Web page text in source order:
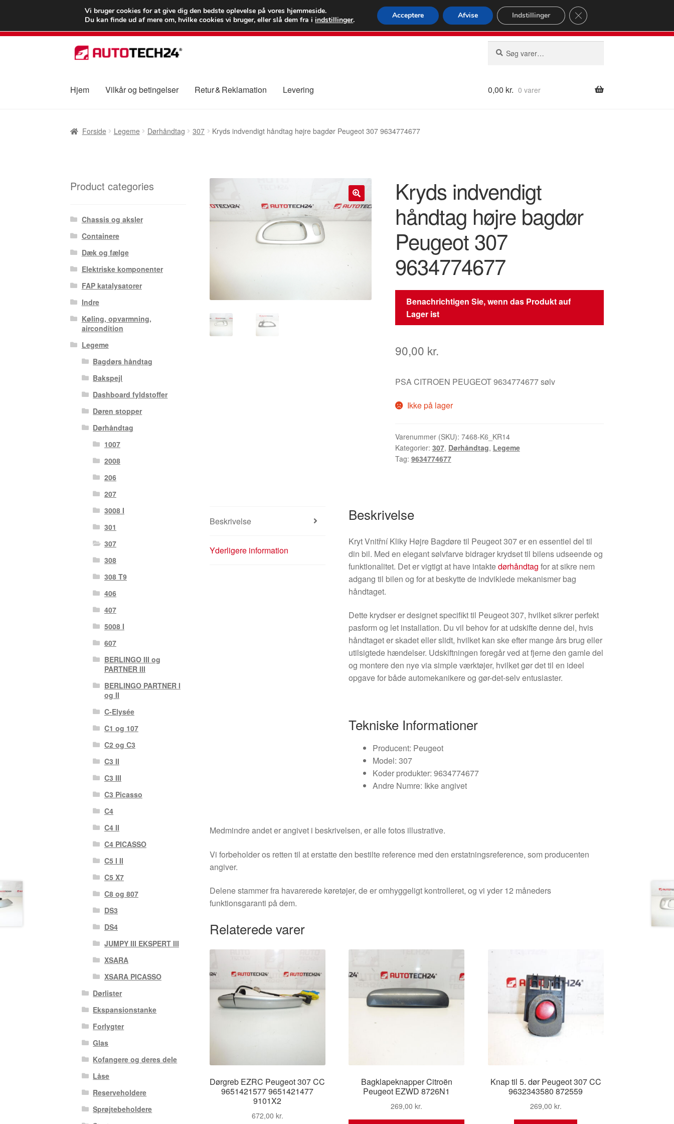
LEVERING fra 55 kr.
FEDEX verdensomspændende forsendelse
80 82 72 02Man-fre 9-16
Spring
til
Spring
til
efter:
Hjem Vilkår og betingelser Retur & Reklamation Levering 0,00 kr. 0 varer
Forside Legeme Dørhåndtag 307 Kryds indvendigt håndtag højre bagdør Peugeot 307 9634774677
🔍
Kryds indvendigt
håndtag højre bagdør
Peugeot 307
9634774677
Benachrichtigen Sie, wenn das Produkt auf
Lager ist
90,00 kr.
PSA CITROEN PEUGEOT 9634774677 sølv
Ikke på lager
Varenummer (SKU): 7468-K6_KR14
Kategorier: 307, Dørhåndtag, Legeme
Tag: 9634774677
Beskrivelse
Yderligere information
Beskrivelse
Kryt Vnitřní Kliky Højre Bagdøre til Peugeot 307 er en essentiel del til
din bil. Med en elegant sølvfarve bidrager krydset til bilens udseende og
funktionalitet. Det er vigtigt at have intaktedørhåndtag for at sikre nem
adgang til bilen og for at beskytte de indviklede mekanismer bag
håndtaget.
Dette krydser er designet specifikt til Peugeot 307, hvilket sikrer perfekt
pasform og let installation. Du vil behov for at udskifte denne del, hvis
håndtaget er skadet eller slidt, hvilket kan ske efter mange års brug eller
utilsigtede hændelser. Udskiftningen foregår ved at fjerne den gamle del
og montere den nye via simple værktøjer, hvilket gør det til en ideel
opgave for både automekanikere og gør-det-selv entusiaster.
Tekniske Informationer
Producent: Peugeot
Model: 307
Koder produkter: 9634774677
Andre Numre: Ikke angivet
Medmindre andet er angivet i beskrivelsen, er alle fotos illustrative.
Vi forbeholder os retten til at erstatte den bestilte reference med den erstatningsreference, som producenten
angiver.
Delene stammer fra havarerede køretøjer, de er omhyggeligt kontrolleret, og vi yder 12 måneders
funktionsgaranti på dem.
Relaterede varer
Dørgreb EZRC Peugeot 307 CC
9651421577 9651421477
9101X2
672,00 kr.
Bagklapeknapper Citroën
Peugeot EZWD 8726N1
269,00kr.
Knap til 5. dør Peugeot 307 CC
9632343580 872559
269,00 kr.
Product categories
Chassis og aksler
Containere
Dæk og fælge
Elektriske komponenter
FAP katalysatorer
Indre
Køling, opvarmning,
aircondition
Legeme
Bagdørs håndtag
Bakspejl
Dashboard fyldstoffer
Døren stopper
Dørhåndtag
1007
2008
206
207
3008 I
301
307
308
308 T9
406
407
5008 I
607
BERLINGO III og
PARTNER III
BERLINGO PARTNER I
og II
C-Elysée
C1 og 107
C2 og C3
C3 II
C3 III
C3 Picasso
C4
C4 II
C4 PICASSO
C5 I II
C5 X7
C8 og 807
DS3
DS4
JUMPY III EKSPERT III
XSARA
XSARA PICASSO
Dørlister
Ekspansionstanke
Forlygter
Glas
Kofangere og deres dele
Låse
Reserveholdere
Sprøjtebeholdere
Vi bruger cookies for at give dig den bedste oplevelse på vores hjemmeside.
Du kan finde ud af mere om, hvilke cookies vi bruger, eller slå dem fra iindstillinger. Acceptere Afvise Indstillinger Close GDPR Cookie Banner